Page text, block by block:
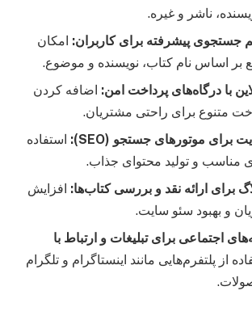
ناشر و غیره.
جستجوی پیشرفته برای کاربران: امکان
اساس نام کتاب، نویسنده و موضوع.
با درگاه‌های پرداخت امن: اضافه کردن
متنوع برای راحتی مشتریان.
برای موتورهای جستجو (SEO):
استفاده
مناسب و تولید محتوای جذاب.
برای ارائه نقد و بررسی کتاب‌ها: افزایش
و بهبود سئو سایت.
اجتماعی برای تبلیغات و ارتباط با
از پلتفرم‌هایی مانند اینستاگرام و تلگرام